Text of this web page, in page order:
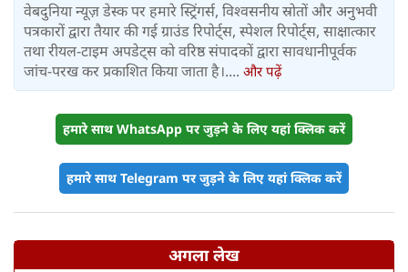
वेबदुनिया न्यूज़ डेस्क पर हमारे स्ट्रिंगर्स, विश्वसनीय स्रोतों और अनुभवी
पत्रकारों द्वारा तैयार की गई ग्राउंड रिपोर्ट्स, स्पेशल रिपोर्ट्स, साक्षात्कार
तथा रीयल-टाइम अपडेट्स को वरिष्ठ संपादकों द्वारा सावधानीपूर्वक
जांच-परख कर प्रकाशित किया जाता है।.... और पढ़ें
हमारे साथ WhatsApp पर जुड़ने के लिए यहां क्लिक करें
हमारे साथ Telegram पर जुड़ने के लिए यहां क्लिक करें
अगला लेख